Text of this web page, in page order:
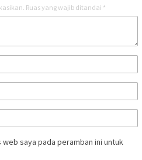
Ruas yang wajib ditandai *
saya pada peramban ini untuk